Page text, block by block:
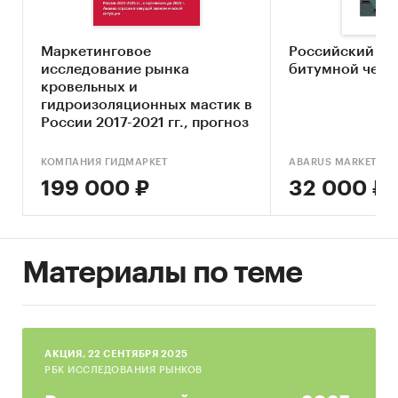
Определение стадии жизненного цикла
рынка
Оценка угроз со стороны основных товаров-
заменителей
Составление прогноза развития рынка до
Основные блоки исследования
Обзор рынка гибкой черепицы в Москве и
Московской области
Конкурентный анализ на рынке гибкой
черепицы в Москве и Московской области
Анализ потребления гибкой черепицы
Прогноз объема рынка до 2030 г. в Москве и
Маркетинговое
исследование рынка
кровельных и
гидроизоляционных мастик в
России 2017-2021 гг., прогноз
КОМПАНИЯ ГИДМАРКЕТ
199 000 ₽
Российский
битумной
ABARUS MARKET
32 000 ₽
Материалы по теме
AКЦИЯ, 22 СЕНТЯБРЯ 2025
РБК ИССЛЕДОВАНИЯ РЫНКОВ